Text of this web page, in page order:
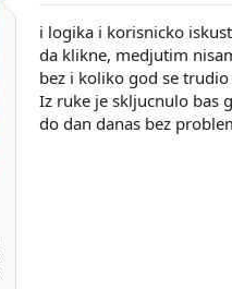
i logika i korisnicko
da klikne, medjutim
bez i koliko god se
Iz ruke je skljucnulo bas
do dan danas bez